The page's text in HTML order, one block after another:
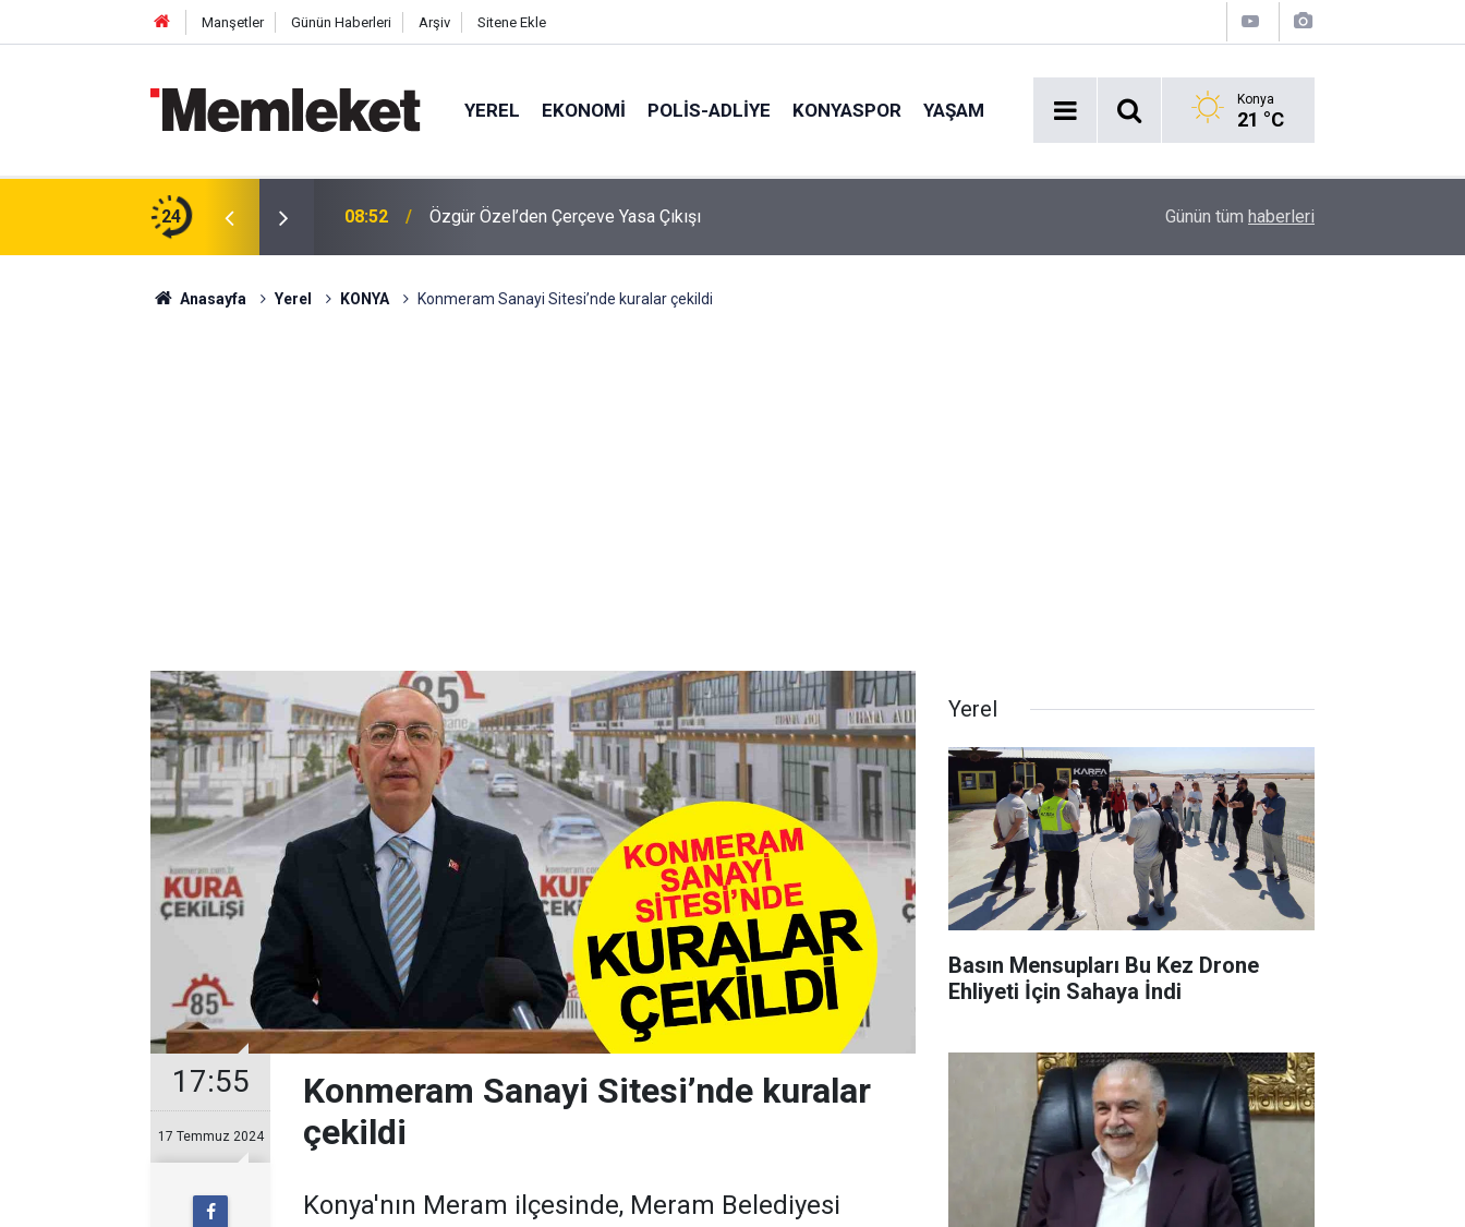
Manşetler Günün Haberleri Arşiv Sitene Ekle
YEREL EKONOMI POLİS-ADLİYE KONYASPOR YAŞAM Konya
21 °C
24
sert tepki! "Ulan siz kamu görevlisisiniz" 08:52 Özgür Özel’den Çerçeve Yasa Çıkışı Basın Mensupları Bu Kez Drone Ehliyeti İçin
Günün tüm haberleri
Anasayfa Yerel KONYA Konmeram Sanayi Sitesi’nde kuralar çekildi
17:55
17 Temmuz 2024
Konmeram Sanayi Sitesi’nde kuralar
çekildi
Konya'nın Meram ilçesinde, Meram Belediyesi
Yerel
Basın Mensupları Bu Kez Drone
Ehliyeti İçin Sahaya İndi